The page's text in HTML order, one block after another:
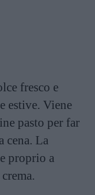
fresco e
estive. Viene
pasto per far
cena. La
proprio a